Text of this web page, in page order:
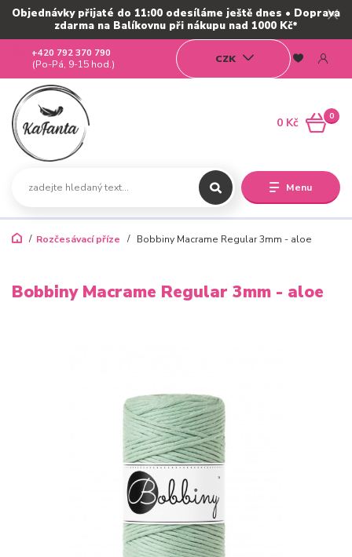
Objednávky přijaté do 11:00 odesíláme ještě dnes • Doprava
zdarma na Balíkovnu při nákupu nad 1000 Kč*
Menu
CZK
+420 792 370 790
(Po-Pá, 9-15 hod.)
0
0 Kč
Rozčesávací příze Bobbiny Macrame Regular 3mm - aloe
Bobbiny Macrame Regular 3mm - aloe